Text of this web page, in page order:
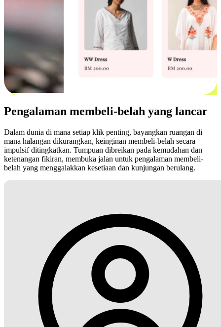
Pengalaman membeli-belah yang lancar
Dalam dunia di mana setiap klik penting, bayangkan ruangan di
mana halangan dikurangkan, keinginan membeli-belah secara
impulsif ditingkatkan. Tumpuan dibreikan pada kemudahan dan
ketenangan fikiran, membuka jalan untuk pengalaman membeli-
belah yang menggalakkan kesetiaan dan kunjungan berulang.